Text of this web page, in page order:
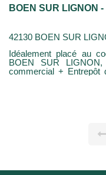
42130 BOEN SUR
Idéalement placé au
BOEN SUR
commercial + Entrepôt
hors charges 2300 € HT